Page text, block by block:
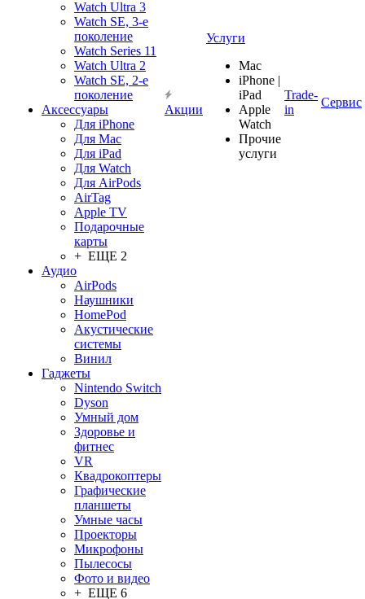
Watch Ultra 3
Watch SE, 3-е
поколение
Watch Series 11
Watch Ultra 2
Watch SE, 2-е
поколение
Аксессуары
Для iPhone
Для Mac
Для iPad
Для Watch
Для AirPods
AirTag
Apple TV
Подарочные
карты
+ ЕЩЕ 2
Аудио
AirPods
Наушники
HomePod
Акустические
системы
Винил
Гаджеты
Nintendo Switch
Dyson
Умный дом
Здоровье и
фитнес
VR
Квадрокоптеры
Графические
планшеты
Умные часы
Проекторы
Микрофоны
Пылесосы
Фото и видео
+ ЕЩЕ 6
Акции
Услуги
Mac
iPhone |
iPad
Apple
Watch
Прочие
услуги
Trade-
in
Сервис